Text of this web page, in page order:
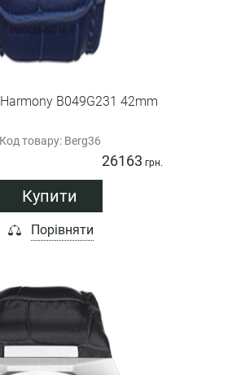
B049G231 42mm
Код товару: Berg36
26163 грн.
Купити
Порівняти